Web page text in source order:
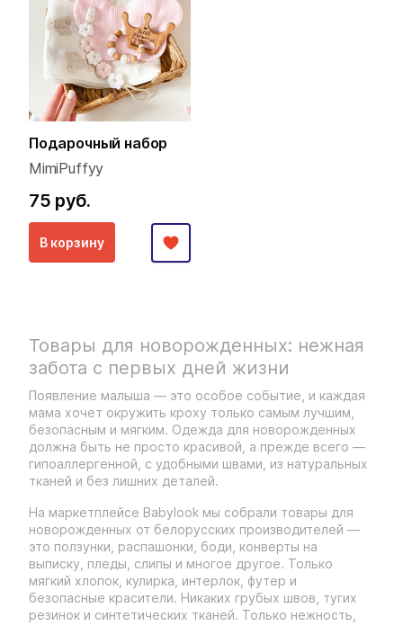
Подарочный набор
MimiPuffyy
75 руб.
В корзину
Товары для новорожденных: нежная
забота с первых дней жизни
Появление малыша — это особое событие, и каждая
мама хочет окружить кроху только самым лучшим,
безопасным и мягким. Одежда для новорожденных
должна быть не просто красивой, а прежде всего —
гипоаллергенной, с удобными швами, из натуральных
тканей и без лишних деталей.
На маркетплейсе Babylook мы собрали товары для
новорожденных от белорусских производителей —
это ползунки, распашонки, боди, конверты на
выписку, пледы, слипы и многое другое. Только
мягкий хлопок, кулирка, интерлок, футер и
безопасные красители. Никаких грубых швов, тугих
резинок и синтетических тканей. Только нежность,